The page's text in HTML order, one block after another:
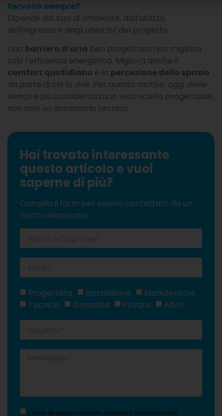
Servono sempre?
Dipende dal tipo di ambiente, dall’utilizzo
dell’ingresso e dagli obiettivi del progetto.
Una barriera d’aria ben progettata non migliora
solo l’efficienza energetica. Migliora anche il
comfort quotidiano e la percezione dello spazio
da parte di chi lo vive. Per questo motivo, oggi viene
sempre più considerata una vera scelta progettuale,
non solo un accessorio tecnico.
Hai trovato interessante
questo articolo e vuoi
saperne di più?
Compila il form per essere contattato da un
nostro incaricato.
Progettista Installatore
Manutentore
Tecnico
Grossista Privato Altro
L'invio di questo modulo, implica il consenso alla